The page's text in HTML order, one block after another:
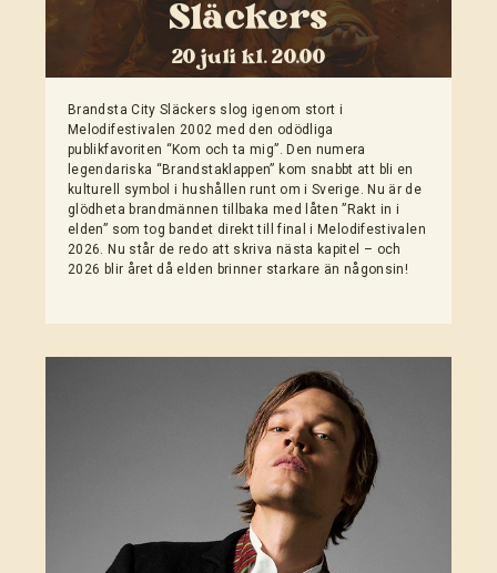
Släckers
20 juli kl. 20.00
Brandsta City Släckers slog igenom stort i
Melodifestivalen 2002 med den odödliga
publikfavoriten “Kom och ta mig”. Den numera
legendariska “Brandstaklappen” kom snabbt att bli en
kulturell symbol i hushållen runt om i Sverige. Nu är de
glödheta brandmännen tillbaka med låten ”Rakt in i
elden” som tog bandet direkt till final i Melodifestivalen
2026. Nu står de redo att skriva nästa kapitel – och
2026 blir året då elden brinner starkare än någonsin!